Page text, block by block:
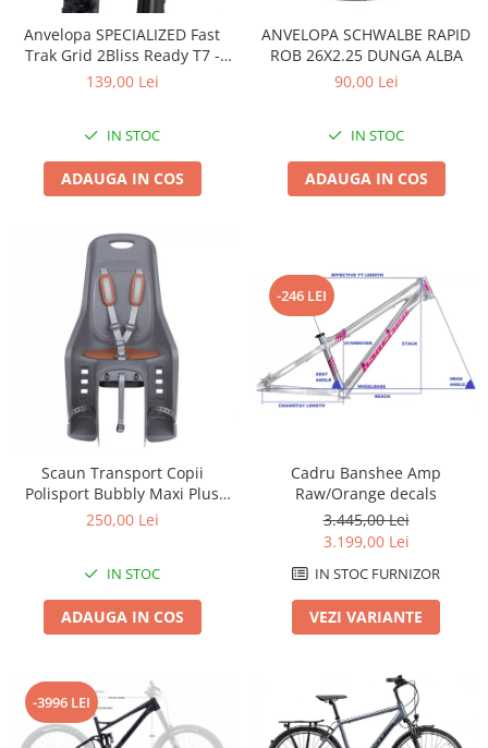
Camere
Cuvete (headset)
Frâne pe jantă
Plăcuțe frână
Piese frâne
Frâne pe disc
Furci fixe
Piese furci
Furci cu suspensie
Ghidaje și întinzătoare lanț
Ghidoane și atașabile
Jante
Manete Schimbător, Frâna, Combo
Manete frână
Manete combo
Manete schimbător
Manșoane și ghidolină
Pompe
Produse întreținere
Scule și dispozitive
Sisteme antifurt
Sonerii
Suporți și portbagaje auto
Încălțăminte
Anvelopa SPECIALIZED Fast
Trak Grid 2Bliss Ready T7 -
29x2.35 Black - Tubeless
139,00 Lei
IN STOC
ADAUGA IN COS
ANVELOPA SCHWALBE RAPID
ROB 26X2.25 DUNGA ALBA
90,00 Lei
IN STOC
ADAUGA IN COS
Scaun Transport Copii
Polisport Bubbly Maxi Plus
CFS PRINDERE pe PORTBAGAJ
250,00 Lei
IN STOC
ADAUGA IN COS
-246 LEI
Cadru Banshee Amp
Raw/Orange decals
3.445,00 Lei
3.199,00 Lei
IN STOC FURNIZOR
VEZI VARIANTE
-3996 LEI